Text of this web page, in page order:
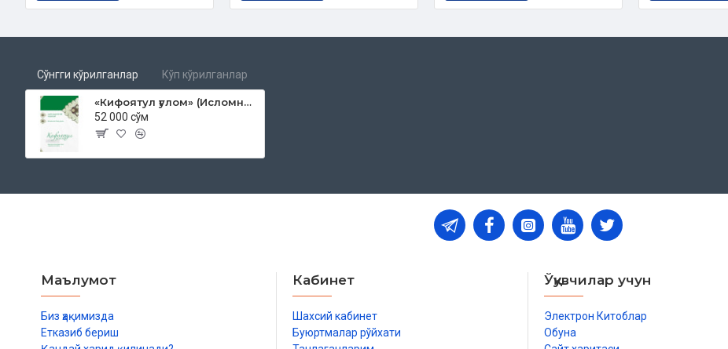
фарзандларига ўқиб беришлари, ўргатишлари ҳам мақсадга мувофиқдир.
Асарнинг асл шаклидаги руҳиятни сақлаб қолиш мақсадида таржима ва шарҳ асносида аввал
асл арабча матнни келтириб, толиби илмлар яхши ўзлаштириши учун унинг сўзма-сўз ўзбекча
таржимаси ҳам берилди, сўнг байтнинг ўзбекча маъно таржимаси ҳам назмга солинди. Сўнг ҳар
бир байт кенгроқ шарҳ қилиниб, ундаги аҳком ва масалалар келтириб ўтилди. Ўқувчилар учун
нотаниш бўлиши мумкин бўлган айрим сўз ва ибораларнинг луғавий ва истилоҳий маънолари ҳам
зикр қилинди. Асар бошланғич босқичга мўлжаллангани учун шарҳни ҳам енгилроқ беришга
масалалар тўлиқ берилмаган. «Туҳфатул атфол» китобида тажвиднинг ҳамма қоидалари
келтирилмаганидек, бу асарда ҳам барча мавзуларни тўлиқ қамраб олиш мақсад қилинмаган.
ҳоли берилди. Шунингдек, манзуманинг арабча ва ўзбекча матнларини ёдлаш осон бўлиши учун
улар алоҳида матн қилиб ҳам тақдим қилинди.
Исломий илмларни ўрганишни бошлаётганлар беш рукнни яхши билиб олишлари учун асарнинг
Сўнгги кўрилганлар Кўп кўрилганлар
«Кифоятул ғулом» (Исломнинг беш рукни)
52 000 сўм
Маълумот
Биз ҳақимизда
Етказиб бериш
Кабинет
Шахсий кабинет
Буюртмалар рўйхати
Ўқувчилар учун
Электрон Китоблар
Обуна